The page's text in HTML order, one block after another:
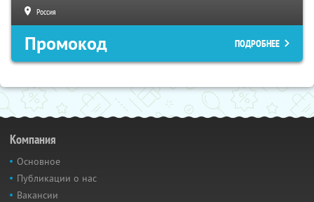
Россия
Промокод ПОДРОБНЕЕ
Компания
Основное
Публикации о нас
Вакансии